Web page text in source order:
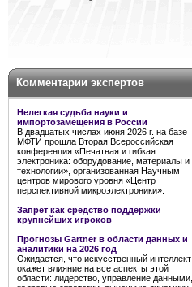
Комментарии экспертов
Нелегкая судьба науки и
импортозамещения в России
В двадцатых числах июня 2026 г. на базе
МФТИ прошла Вторая Всероссийская
конференция «Печатная и гибкая
электроника: оборудование, материалы и
технологии», организованная Научным
центров мирового уровня «Центр
перспективной микроэлектроники».
Запрет как средство поддержки
крупнейших игроков
Прогнозы Gartner в области данных и
аналитики на 2026 год
Ожидается, что искусственный интеллект
окажет влияние на все аспекты этой
области: лидерство, управление данными,